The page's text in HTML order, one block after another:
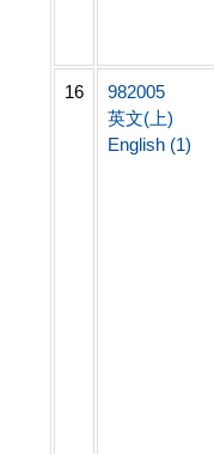
16
982005
英文(上)
English (1)